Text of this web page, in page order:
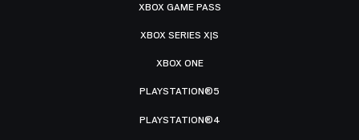
XBOX GAME PASS
XBOX SERIES X|S
XBOX ONE
PLAYSTATION®5
PLAYSTATION®4